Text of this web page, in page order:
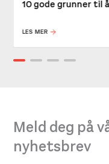
10 gode grunner til
LES MER
Meld deg på
nyhetsbrev